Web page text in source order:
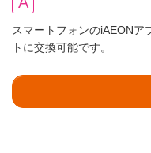
スマートフォンのiAEONア
トに交換可能です。